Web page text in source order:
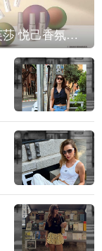
IPSA茵芙莎 悦己香氛凝露上市